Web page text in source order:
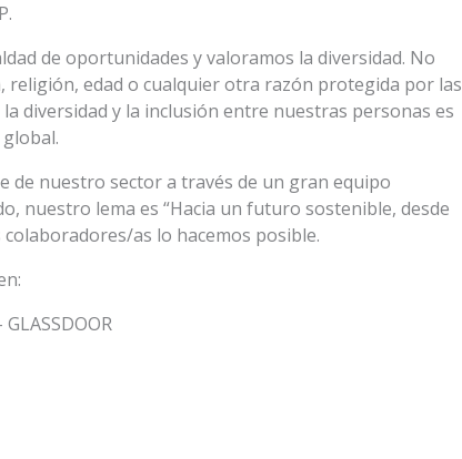
de oportunidades y valoramos la diversidad. No
religión, edad o cualquier otra razón protegida por las
diversidad y la inclusión entre nuestras personas es
de nuestro sector a través de un gran equipo
nuestro lema es “Hacia un futuro sostenible, desde
as lo hacemos posible.